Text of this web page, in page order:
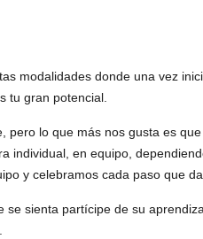
modalidades donde una vez
tu gran potencial.
lo que más nos gusta es
individual, en equipo,
y celebramos cada paso que
sienta partícipe de su